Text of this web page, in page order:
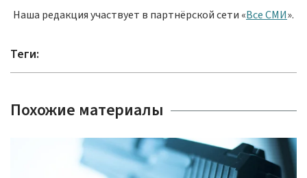
Наша редакция участвует в партнёрской сети «Все СМИ».
Теги:
Похожие материалы